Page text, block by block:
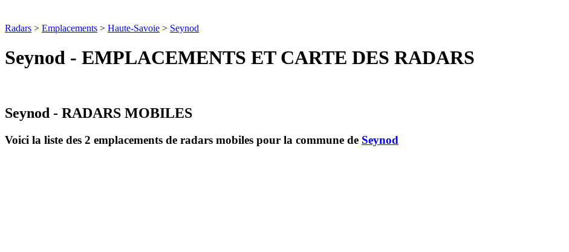
Radars > Emplacements > Haute-Savoie > Seynod
Seynod - EMPLACEMENTS ET CARTE DES RADARS
Seynod - RADARS MOBILES
Voici la liste des 2 emplacements de radars mobiles pour la commune de Seynod